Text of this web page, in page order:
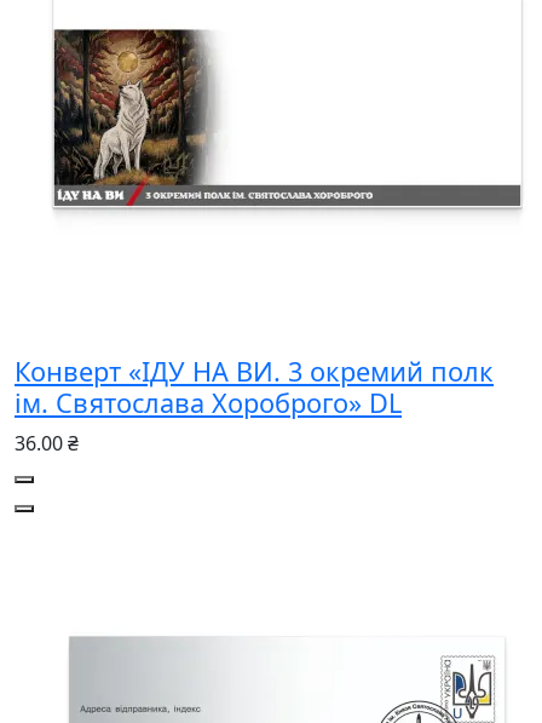
Конверт «ІДУ НА ВИ. 3 окремий полк
ім. Святослава Хороброго» DL
36.00 ₴